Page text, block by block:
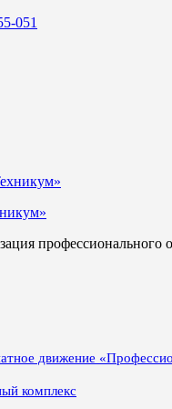
051
профессионального
движение
комплекс